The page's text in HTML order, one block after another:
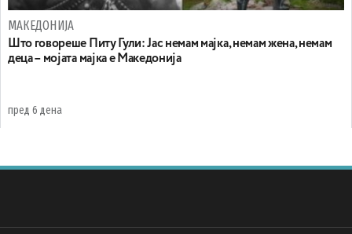
МАКЕДОНИЈА
Што говореше Питу Гули: Јас немам мајка, немам жена, немам
деца – мојата мајка е Македонија
пред 6 дена